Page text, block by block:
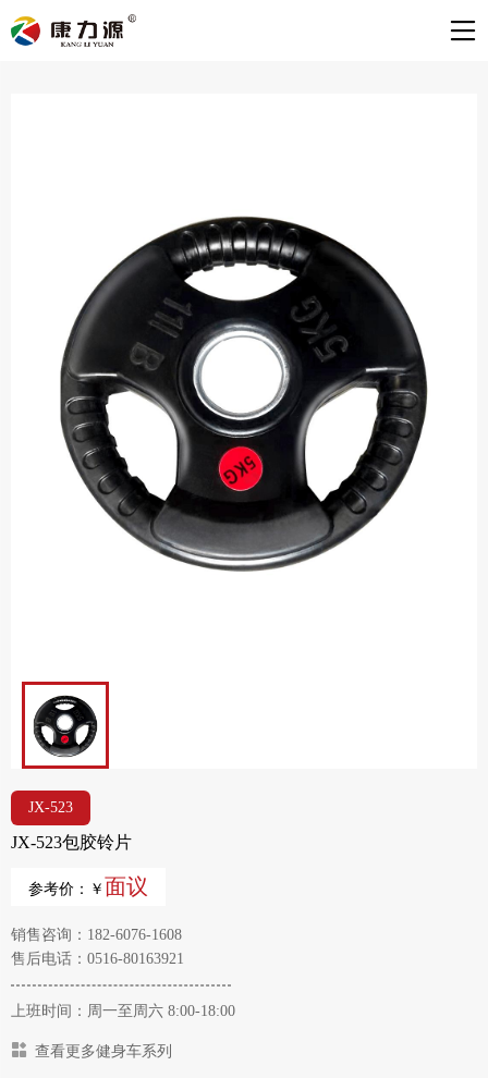
JX-523
JX-523包胶铃片
参考价：￥ 面议
销售咨询：182-6076-1608
售后电话：0516-80163921
上班时间：周一至周六 8:00-18:00
查看更多健身车系列